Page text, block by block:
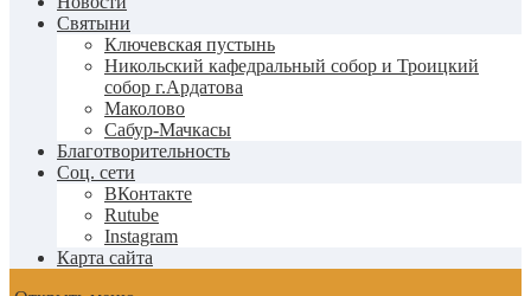
Святыни
Ключевская пустынь
Никольский кафедральный собор и Троицкий
собор г.Ардатова
Маколово
Сабур-Мачкасы
Благотворительность
Соц. сети
ВКонтакте
Rutube
Instagram
Карта сайта